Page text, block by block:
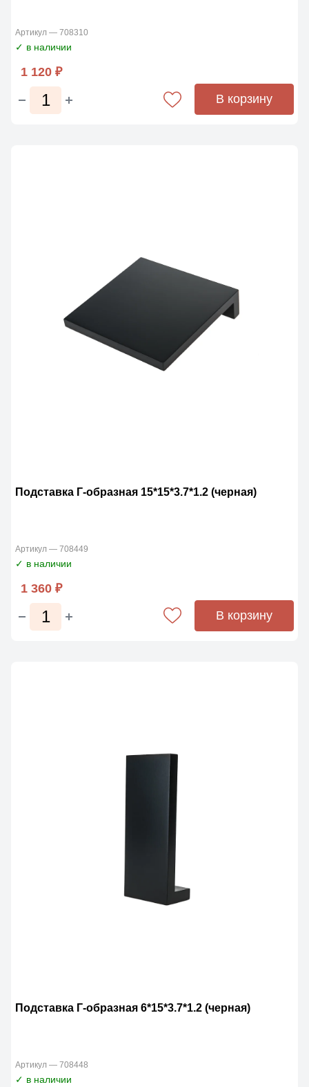
Артикул — 708310
✓ в наличии
1 120 ₽
В корзину
Подставка Г-образная 15*15*3.7*1.2 (черная)
Артикул — 708449
✓ в наличии
1 360 ₽
В корзину
Подставка Г-образная 6*15*3.7*1.2 (черная)
Артикул — 708448
✓ в наличии